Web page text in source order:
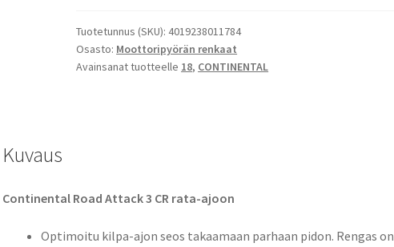
130/80
R
18
Tuotetunnus (SKU):4019238011784
Osasto: Moottoripyörän renkaat
Avainsanat tuotteelle 18, CONTINENTAL
Kuvaus
Continental Road Attack 3 CR rata-ajoon
Optimoitu kilpa-ajon seos takaamaan parhaan pidon. Rengas on